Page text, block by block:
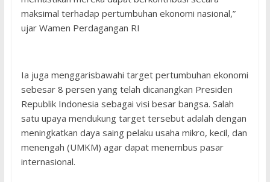
maksimal terhadap pertumbuhan ekonomi nasional,”
ujar Wamen Perdagangan RI
Ia juga menggarisbawahi target pertumbuhan ekonomi
sebesar 8 persen yang telah dicanangkan Presiden
Republik Indonesia sebagai visi besar bangsa. Salah
satu upaya mendukung target tersebut adalah dengan
meningkatkan daya saing pelaku usaha mikro, kecil, dan
menengah (UMKM) agar dapat menembus pasar
internasional.